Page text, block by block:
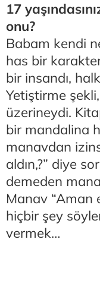
17
onu?
Babam kendi
has bir
bir insandı,
Yetiştirme
üzerineydi.
bir mandalina
manavdan
aldın,?” diye
demeden
Manav “Aman
hiçbir şey
vermek…